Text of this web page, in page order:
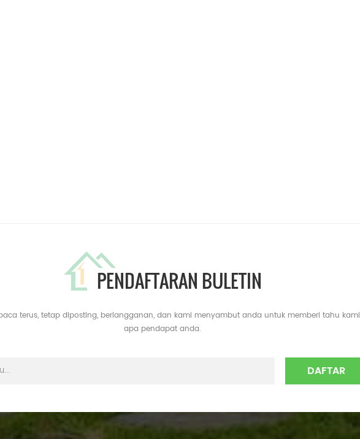
PENDAFTARAN BULETIN
terus, tetap diposting, berlangganan, dan kami menyambut anda untuk memberi tahu kami
apa pendapat anda.